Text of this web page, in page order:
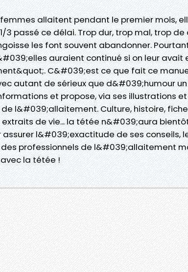
allaitent pendant le premier mois,
3 passé ce délai. Trop dur, trop mal, trop de
les font souvent abandonner.
auraient continué si on leur avait
C&#039;est ce que fait ce
autant de sérieux que d&#039;humour
et propose, via ses illustrations
l&#039;allaitement. Culture, histoire,
extraits de vie... la tétée n&#039;aura
assurer l&#039;exactitude de ses conseils,
professionnels de l&#039;allaitement
la tétée !